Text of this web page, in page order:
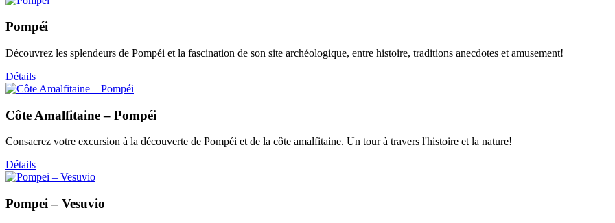
Pompéi
Découvrez les splendeurs de Pompéi et la fascination de son site archéologique, entre histoire, traditions anecdotes et amusement!
Détails
Côte Amalfitaine – Pompéi
Consacrez votre excursion à la découverte de Pompéi et de la côte amalfitaine. Un tour à travers l'histoire et la nature!
Détails
Pompei – Vesuvio